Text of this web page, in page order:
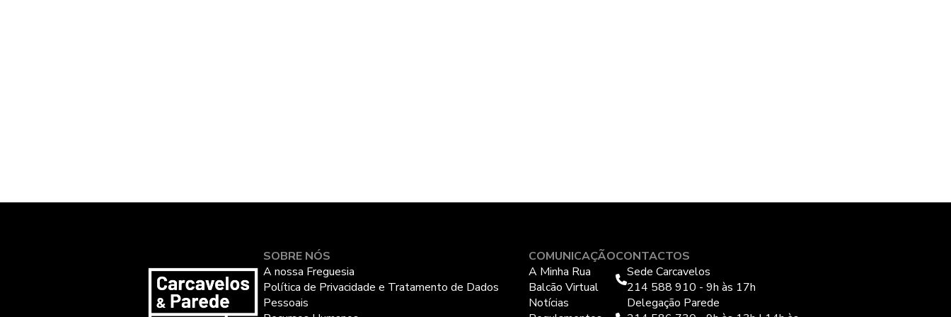
SOBRE NÓS
A nossa Freguesia
Política de Privacidade e Tratamento de Dados
Pessoais
COMUNICAÇÃO
A Minha Rua
Balcão Virtual
Notícias
CONTACTOS
Sede Carcavelos
214 588 910 - 9h às 17h
Delegação Parede